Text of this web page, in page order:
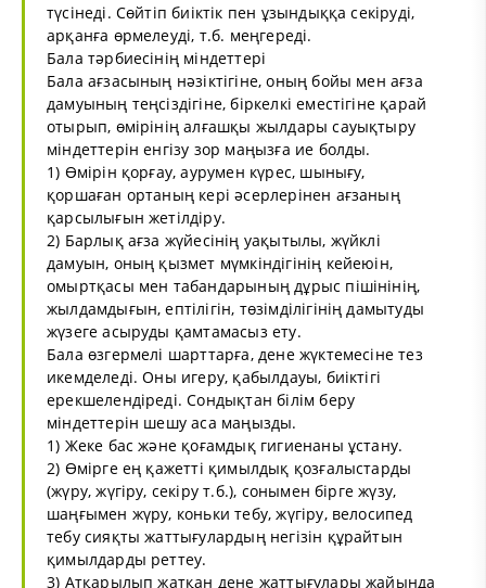
түсінеді. Сөйтіп биіктік пен ұзындыққа секіруді,
арқанға өрмелеуді, т.б. меңгереді.
Бала тәрбиесінің міндеттері
Бала ағзасының нәзіктігіне, оның бойы мен ағза
дамуының теңсіздігіне, біркелкі еместігіне қарай
отырып, өмірінің алғашқы жылдары сауықтыру
міндеттерін енгізу зор маңызға ие болды.
1) Өмірін қорғау, аурумен күрес, шынығу,
қоршаған ортаның кері әсерлерінен ағзаның
қарсылығын жетілдіру.
2) Барлық ағза жүйесінің уақытылы, жүйклі
дамуын, оның қызмет мүмкіндігінің кейеюін,
омыртқасы мен табандарының дұрыс пішінінің,
жылдамдығын, ептілігін, төзімділігінің дамытуды
жүзеге асыруды қамтамасыз ету.
Бала өзгермелі шарттарға, дене жүктемесіне тез
икемделеді. Оны игеру, қабылдауы, биіктігі
ерекшелендіреді. Сондықтан білім беру
міндеттерін шешу аса маңызды.
1) Жеке бас және қоғамдық гигиенаны ұстану.
2) Өмірге ең қажетті қимылдық қозғалыстарды
(жүру, жүгіру, секіру т.б.), сонымен бірге жүзу,
шаңғымен жүру, коньки тебу, жүгіру, велосипед
тебу сияқты жаттығулардың негізін құрайтын
қимылдарды реттеу.
3) Атқарылып жатқан дене жаттығулары жайында